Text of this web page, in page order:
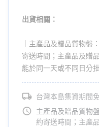
出貨相關：
｜主產品及贈品質物盤
寄送時間；主產品及贈
能於同一天或不同日分
台灣本島集資期間
主產品及贈品質物
約寄送時間；主產